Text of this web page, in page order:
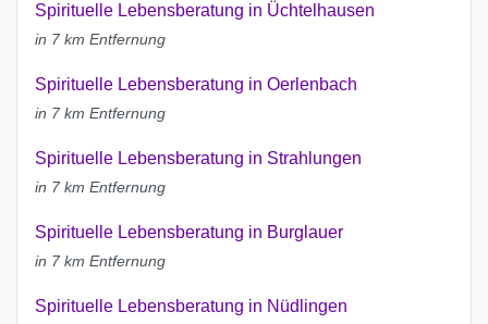
Spirituelle Lebensberatung in Üchtelhausen
in 7 km Entfernung
Spirituelle Lebensberatung in Oerlenbach
in 7 km Entfernung
Spirituelle Lebensberatung in Strahlungen
in 7 km Entfernung
Spirituelle Lebensberatung in Burglauer
in 7 km Entfernung
Spirituelle Lebensberatung in Nüdlingen